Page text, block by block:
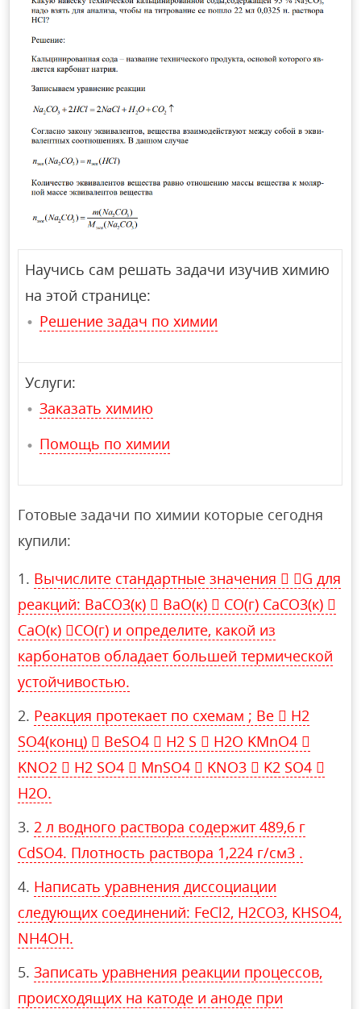
Научись сам решать задачи изучив химию
на этой странице:
Решение задач по химии
Услуги:
Заказать химию
Помощь по химии
Готовые задачи по химии которые сегодня
купили:
Вычислите стандартные значения  G для
реакций: BaCО3(к)  BaO(к)  CO(г) CaCО3(к) 
CaO(к) CO(г) и определите, какой из
карбонатов обладает большей термической
устойчивостью.
Реакция протекает по схемам ; Be  H2
SO4(конц)  BeSO4  H2 S  H2O KMnO4 
KNO2  H2 SO4  MnSO4  KNO3  K2 SO4 
H2O.
2 л водного раствора содержит 489,6 г
CdSO4. Плотность раствора 1,224 г/см3 .
Написать уравнения диссоциации
следующих соединений: FeCl2, H2CO3, KHSO4,
NH4OH.
Записать уравнения реакции процессов,
происходящих на катоде и аноде при